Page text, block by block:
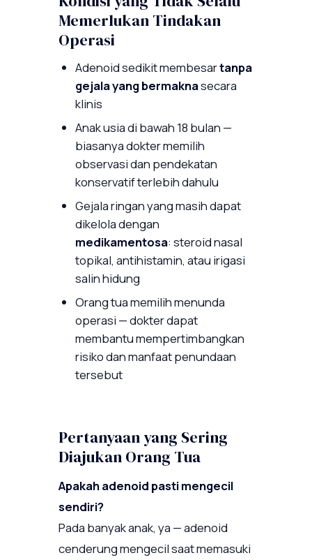
Memerlukan Tindakan
Operasi
Adenoid sedikit membesartanpa
gejala yang bermaknasecara
klinis
Anak usia di bawah 18 bulan —
biasanya dokter memilih
observasi dan pendekatan
konservatif terlebih dahulu
Gejala ringan yang masih dapat
dikelola dengan
medikamentosa: steroid nasal
topikal, antihistamin, atau irigasi
salin hidung
Orang tua memilih menunda
operasi — dokter dapat
membantu mempertimbangkan
risiko dan manfaat penundaan
tersebut
Pertanyaan yang Sering
Diajukan Orang Tua
Apakah adenoid pasti mengecil
sendiri?
Pada banyak anak, ya — adenoid
cenderung mengecil saat memasuki